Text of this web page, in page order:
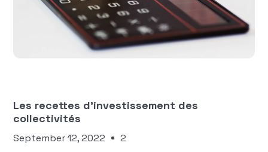
Les recettes d'investissement des
collectivités
September 12, 2022 2